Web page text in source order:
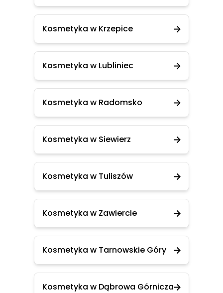
Kosmetyka w Krzepice
Kosmetyka w Lubliniec
Kosmetyka w Radomsko
Kosmetyka w Siewierz
Kosmetyka w Tuliszów
Kosmetyka w Zawiercie
Kosmetyka w Tarnowskie Góry
Kosmetyka w Dąbrowa Górnicza